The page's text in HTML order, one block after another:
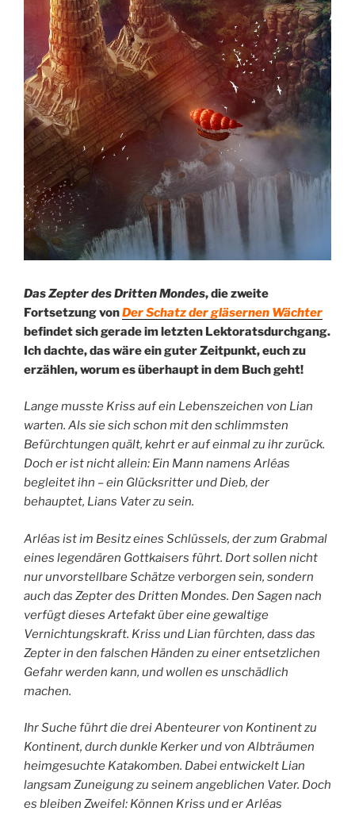
Das Zepter des Dritten Mondes, die zweite
Fortsetzung vonDer Schatz der gläsernen Wächter
befindet sich gerade im letzten Lektoratsdurchgang.
Ich dachte, das wäre ein guter Zeitpunkt, euch zu
erzählen, worum es überhaupt in dem Buch geht!
Lange musste Kriss auf ein Lebenszeichen von Lian
warten. Als sie sich schon mit den schlimmsten
Befürchtungen quält, kehrt er auf einmal zu ihr zurück.
Doch er ist nicht allein: Ein Mann namens Arléas
begleitet ihn – ein Glücksritter und Dieb, der
behauptet, Lians Vater zu sein.
Arléas ist im Besitz eines Schlüssels, der zum Grabmal
eines legendären Gottkaisers führt. Dort sollen nicht
nur unvorstellbare Schätze verborgen sein, sondern
auch das Zepter des Dritten Mondes. Den Sagen nach
verfügt dieses Artefakt über eine gewaltige
Vernichtungskraft. Kriss und Lian fürchten, dass das
Zepter in den falschen Händen zu einer entsetzlichen
Gefahr werden kann, und wollen es unschädlich
machen.
Ihr Suche führt die drei Abenteurer von Kontinent zu
Kontinent, durch dunkle Kerker und von Albträumen
heimgesuchte Katakomben. Dabei entwickelt Lian
langsam Zuneigung zu seinem angeblichen Vater. Doch
es bleiben Zweifel: Können Kriss und er Arléas